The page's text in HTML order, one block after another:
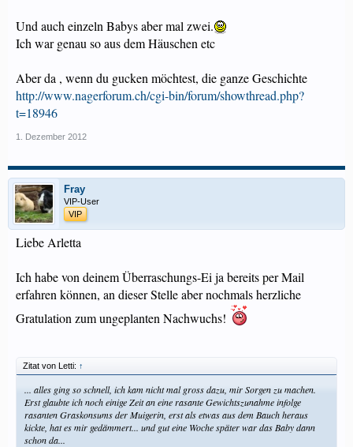
Und auch einzeln Babys aber mal zwei.
Ich war genau so aus dem Häuschen etc
Aber da , wenn du gucken möchtest, die ganze Geschichte
http://www.nagerforum.ch/cgi-bin/forum/showthread.php?
t=18946
1. Dezember 2012
Fray
VIP-User
VIP
Liebe Arletta
Ich habe von deinem Überraschungs-Ei ja bereits per Mail
erfahren können, an dieser Stelle aber nochmals herzliche
Gratulation zum ungeplanten Nachwuchs!
Zitat von Letti: ↑
... alles ging so schnell, ich kam nicht mal gross dazu, mir Sorgen zu machen.
Erst glaubte ich noch einige Zeit an eine rasante Gewichtszunahme infolge
rasanten Graskonsums der Muigerin, erst als etwas aus dem Bauch heraus
kickte, hat es mir gedämmert... und gut eine Woche später war das Baby dann
schon da...